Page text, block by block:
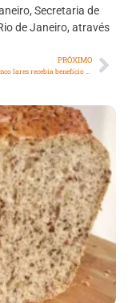
Secretaria de
de Janeiro, através
PRÓXIMO
Carb